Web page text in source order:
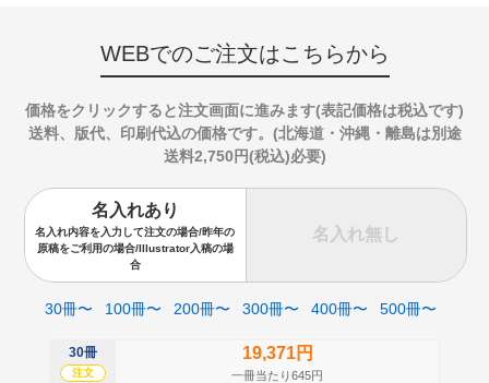
WEBでのご注文はこちらから
価格をクリックすると注文画面に進みます(表記価格は税込です)
送料、版代、印刷代込の価格です。(北海道・沖縄・離島は別途
送料2,750円(税込)必要)
名入れあり
名入れ内容を入力して注文の場合/昨年の
原稿をご利用の場合/Illustrator入稿の場
合
名入れ無し
30冊〜 100冊〜 200冊〜 300冊〜 400冊〜 500冊〜
30冊
注文
19,371円
一冊当たり645円